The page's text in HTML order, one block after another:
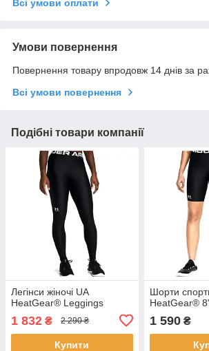
Всі умови оплати
Умови повернення
Повернення товару впродовж 14 днів за
Всі умови повернення
Подібні товари компанії
Легінси жіночі UA
HeatGear® Leggings
1 832 ₴ 2 290 ₴
Купити
Шорти
HeatGear®
1 590₴